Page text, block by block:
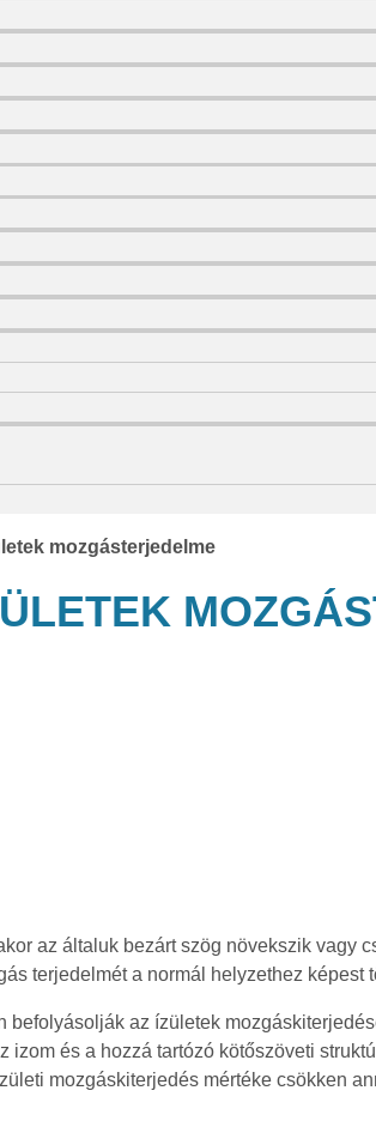
mozgásterjedelme
az általuk bezárt szög növekszik vagy
terjedelmét a normál helyzethez képest
az ízületek
izom és a hozzá tartózó kötőszöveti
mozgáskiterjedés mértéke csökken